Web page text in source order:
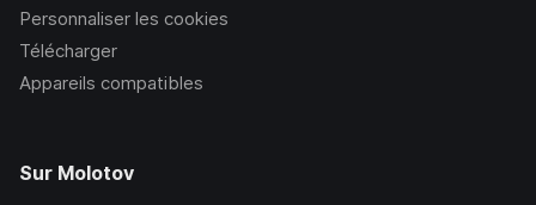
Personnaliser les cookies
Télécharger
Appareils compatibles
Sur Molotov